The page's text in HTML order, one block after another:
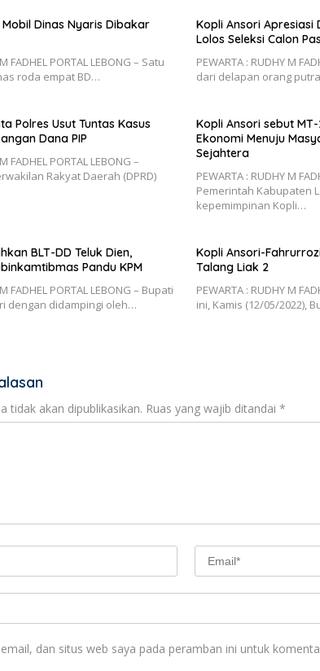
Dinas Nyaris Dibakar
FADHEL PORTAL LEBONG – Satu
roda empat BD…
Kopli Ansori Apresiasi
Lolos Seleksi Calon
PEWARTA : RUDHY M
dari delapan orang
Polres Usut Tuntas Kasus
Dana PIP
FADHEL PORTAL LEBONG –
Rakyat Daerah (DPRD)
Kopli Ansori sebut
Ekonomi Menuju
Sejahtera
PEWARTA : RUDHY M
Pemerintah Kabupaten
kepemimpinan Kopli…
BLT-DD Teluk Dien,
Pandu KPM
FADHEL PORTAL LEBONG – Bupati
dengan didampingi oleh…
Kopli Ansori-
Talang Liak 2
PEWARTA : RUDHY M
ini, Kamis (12/05/2022),
tidak akan dipublikasikan. Ruas yang wajib ditandai *
dan situs web saya pada peramban ini untuk